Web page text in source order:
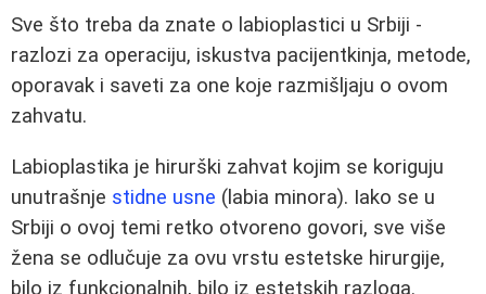
Sve što treba da znate o labioplastici u Srbiji -
razlozi za operaciju, iskustva pacijentkinja, metode,
oporavak i saveti za one koje razmišljaju o ovom
zahvatu.
Labioplastika je hirurški zahvat kojim se koriguju
unutrašnje stidne usne (labia minora). Iako se u
Srbiji o ovoj temi retko otvoreno govori, sve više
žena se odlučuje za ovu vrstu estetske hirurgije,
bilo iz funkcionalnih, bilo iz estetskih razloga.